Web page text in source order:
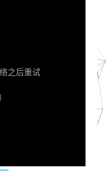
之后重试